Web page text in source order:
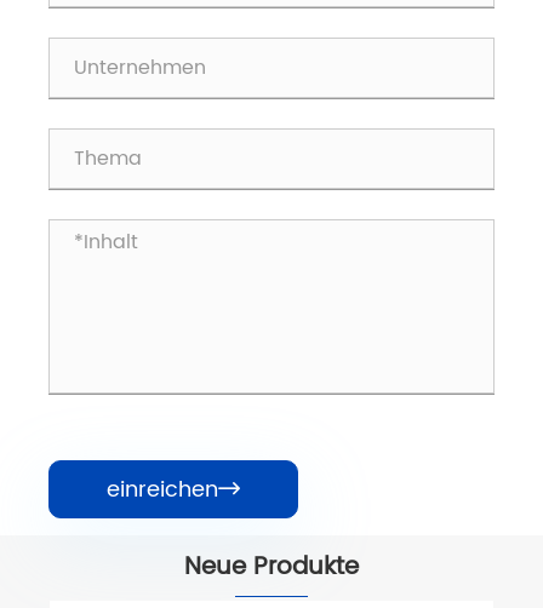
einreichen
Neue Produkte